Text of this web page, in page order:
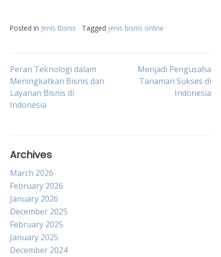
Posted in Jenis Bisnis Tagged jenis bisnis online
Post
navigation
Peran Teknologi dalam
Meningkatkan Bisnis dan
Layanan Bisnis di
Indonesia
Menjadi Pengusaha
Tanaman Sukses di
Indonesia
Archives
March 2026
February 2026
January 2026
December 2025
February 2025
January 2025
December 2024